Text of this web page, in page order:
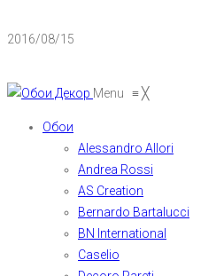
2016/08/15
Menu ≡╳
Обои
Alessandro Allori
Andrea Rossi
AS Creation
Bernardo Bartalucci
BN International
Caselio